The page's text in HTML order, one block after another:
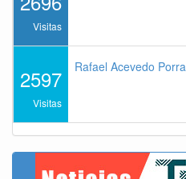
Visitas
2597
Visitas
Rafael Acevedo